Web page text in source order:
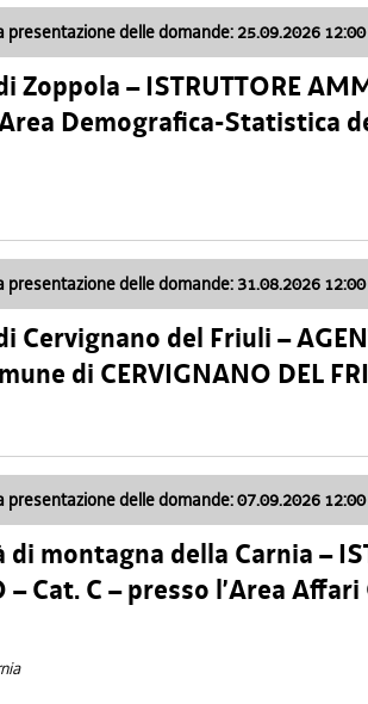
presentazione delle domande: 25.09.2026 12:00
Zoppola – ISTRUTTORE
Demografica-Statistica
presentazione delle domande: 31.08.2026 12:00
Cervignano del Friuli –
di CERVIGNANO DEL
presentazione delle domande: 07.09.2026 12:00
montagna della Carnia –
Cat. C – presso l’Area